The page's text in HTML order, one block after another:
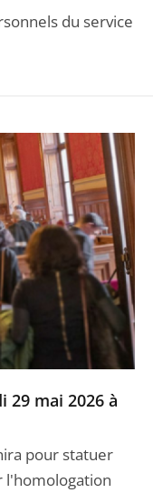
du service
29 mai 2026 à
pour statuer
l'homologation